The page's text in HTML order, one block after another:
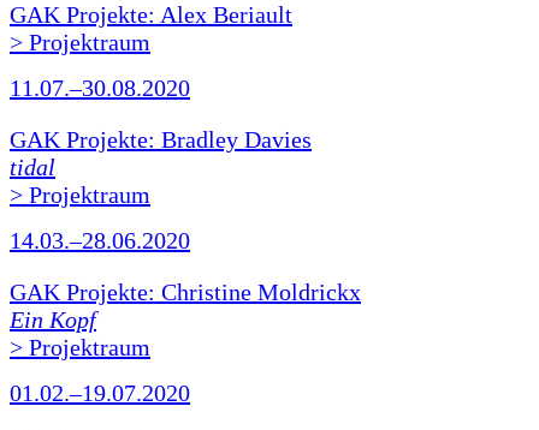
GAK Projekte: Alex Beriault
> Projektraum
11.07.–30.08.2020
GAK Projekte: Bradley Davies
tidal
> Projektraum
14.03.–28.06.2020
GAK Projekte: Christine Moldrickx
Ein Kopf
> Projektraum
01.02.–19.07.2020